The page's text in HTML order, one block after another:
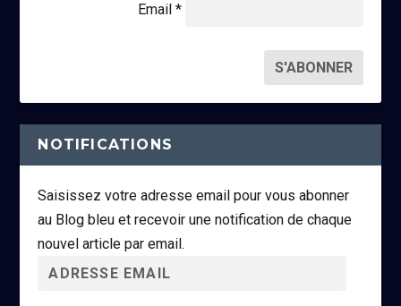
Email *
NOTIFICATIONS
Saisissez votre adresse email pour vous abonner
au Blog bleu et recevoir une notification de chaque
nouvel article par email.